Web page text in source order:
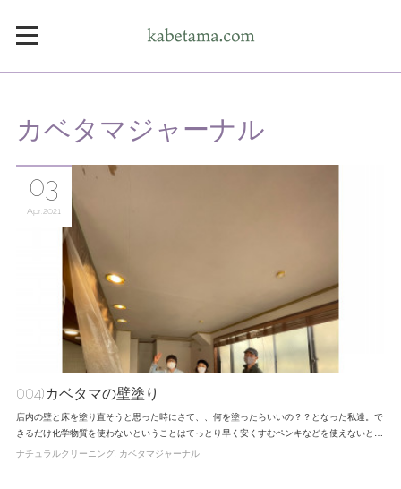
カベタマジャーナル
004)カベタマの壁塗り
店内の壁と床を塗り直そうと思った時にさて、、何を塗ったらいいの？？となった私達。で
きるだけ化学物質を使わないということはてっとり早く安くすむペンキなどを使えないと…
03
Apr 2021
ナチュラルクリーニング カベタマジャーナル